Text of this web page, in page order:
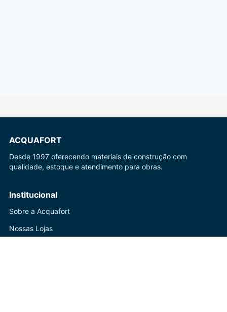
ACQUAFORT
Desde 1997 oferecendo materiais de construção com
qualidade, estoque e atendimento para obras.
Institucional
Sobre a Acquafort
Nossas Lojas